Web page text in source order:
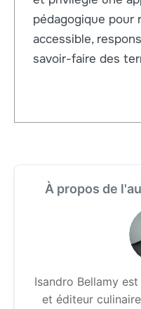
pédagogique pour
accessible,
savoir-faire des
À propos de
Isandro Bellamy
et éditeur